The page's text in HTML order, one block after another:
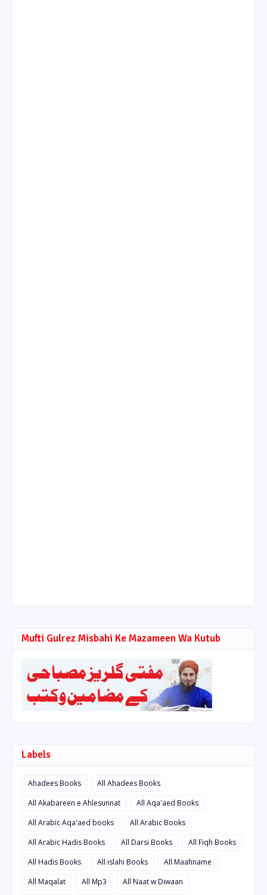
Mufti Gulrez Misbahi Ke Mazameen Wa Kutub
Labels
Ahadees Books
All Ahadees Books
All Akabareen e Ahlesunnat
All Aqa'aed Books
All Arabic Aqa'aed books
All Arabic Books
All Arabic Hadis Books
All Darsi Books
All Fiqh Books
All Hadis Books
All islahi Books
All Maahname
All Maqalat
All Mp3
All Naat w Diwaan